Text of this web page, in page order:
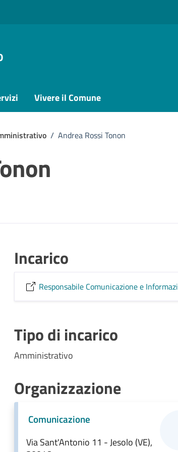
Vivere il Comune
/ Andrea Rossi Tonon
Incarico
Responsabile Comunicazione e
Tipo di incarico
Amministrativo
Organizzazione
Comunicazione
Via Sant'Antonio 11 - Jesolo (VE),